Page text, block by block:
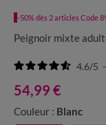
-50% dès 2 articles Code
Peignoir mixte
4.6/5 -
54,99 €
Couleur : Blanc